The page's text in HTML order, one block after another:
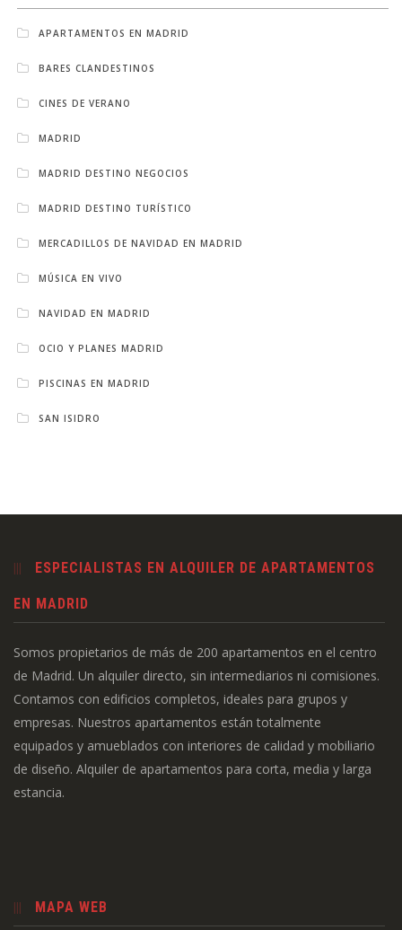
APARTAMENTOS EN MADRID
BARES CLANDESTINOS
CINES DE VERANO
MADRID
MADRID DESTINO NEGOCIOS
MADRID DESTINO TURÍSTICO
MERCADILLOS DE NAVIDAD EN MADRID
MÚSICA EN VIVO
NAVIDAD EN MADRID
OCIO Y PLANES MADRID
PISCINAS EN MADRID
SAN ISIDRO
ESPECIALISTAS EN ALQUILER DE APARTAMENTOS
EN MADRID
Somos propietarios de más de 200 apartamentos en el centro
de Madrid. Un alquiler directo, sin intermediarios ni comisiones.
Contamos con edificios completos, ideales para grupos y
empresas. Nuestros apartamentos están totalmente
equipados y amueblados con interiores de calidad y mobiliario
de diseño. Alquiler de apartamentos para corta, media y larga
estancia.
MAPA WEB